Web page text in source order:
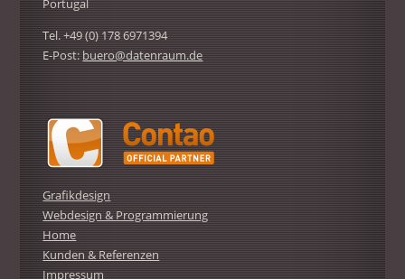
Portugal
Tel. +49 (0) 178 6971394
E-Post:buero@datenraum.de
Grafikdesign
Webdesign & Programmierung
Home
Kunden & Referenzen
Impressum